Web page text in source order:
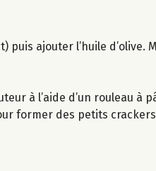
ajouter l’huile d’olive.
à l’aide d’un rouleau à
former des petits crackers